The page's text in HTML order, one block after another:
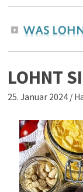
LOHNT
25. Januar 2024 /